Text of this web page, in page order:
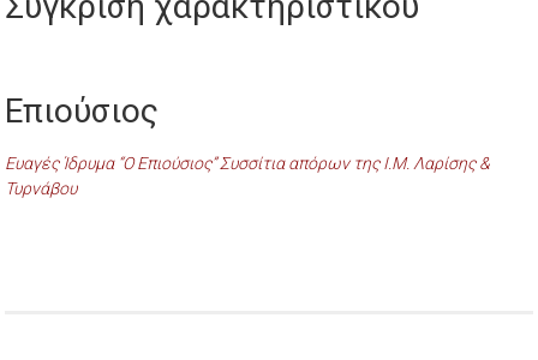
Επιούσιος
Ευαγές Ίδρυμα “Ο Επιούσιος” Συσσίτια απόρων της Ι.Μ. Λαρίσης &
Τυρνάβου